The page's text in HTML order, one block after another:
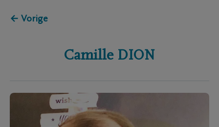
← Vorige
Camille DION